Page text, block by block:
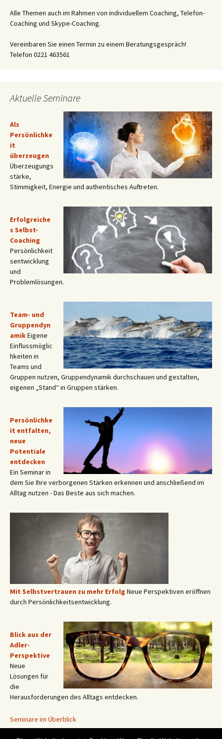
Alle Themen auch im Rahmen von individuellem Coaching, Telefon-
Coaching und Skype-Coaching.
Vereinbaren Sie einen Termin zu einem Beratungsgespräch!
Telefon 0221 463561
Aktuelle Seminare
Als
Persönlichke
it
überzeugen
Überzeugungs
stärke,
Stimmigkeit, Energie und authentisches Auftreten.
Erfolgreiche
s Selbst-
Coaching
Persönlichkeit
sentwicklung
und
Problemlösungen.
Team- und
Gruppendyn
amikEigene
Einflussmöglic
hkeiten in
Teams und
Gruppen nutzen, Gruppendynamik durchschauen und gestalten,
eigenen „Stand“ in Gruppen stärken.
Persönlichke
it entfalten,
neue
Potentiale
entdecken
Ein Seminar in
dem Sie Ihre verborgenen Stärken erkennen und anschließend im
Alltag nutzen - Das Beste aus sich machen.
Mit Selbstvertrauen zu mehr Erfolg Neue Perspektiven eröffnen
durch Persönlichkeitsentwicklung.
Blick aus der
Adler-
Perspektive
Neue
Lösungen für
die
Herausforderungen des Alltags entdecken.
Seminare im Überblick